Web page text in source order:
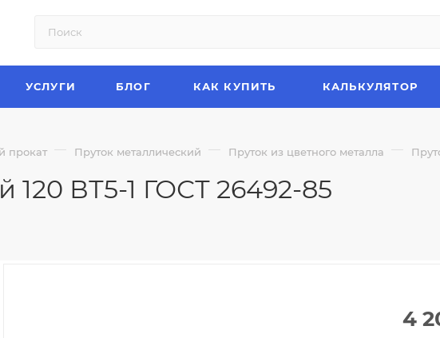
УСЛУГИ БЛОГ КАК КУПИТЬ КАЛЬКУЛЯТОР
прокат — Пруток металлический — Пруток из цветного металла —
120 ВТ5-1 ГОСТ 26492-85
4